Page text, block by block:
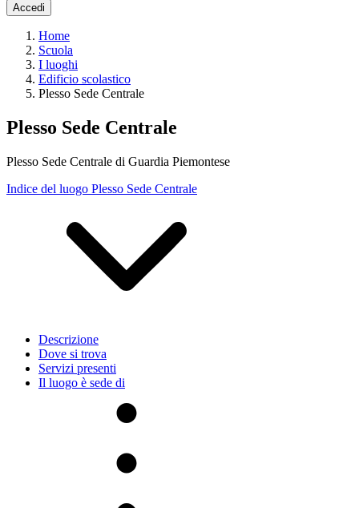
Accedi
Home
Scuola
I luoghi
Edificio scolastico
Plesso Sede Centrale
Plesso Sede Centrale
Plesso Sede Centrale di Guardia Piemontese
Indice del luogo Plesso Sede Centrale
Descrizione
Dove si trova
Servizi presenti
Il luogo è sede di